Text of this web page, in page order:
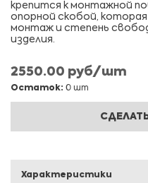
крепится к монтажной
опорной скобой,
монтаж и степень
изделия.
2550.00 руб/шт
Остаток: 0 шт
Характеристики